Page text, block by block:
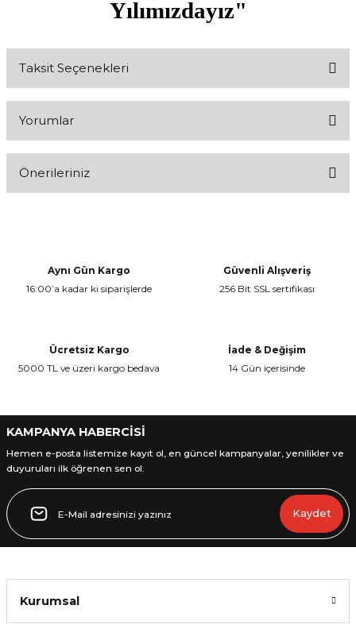
Yılımızdayız"
Taksit Seçenekleri
Yorumlar
Önerileriniz
Ürün resmi kalitesiz, bozuk veya görüntülenemiyor.
Gönder
Aynı Gün Kargo
16:00’a kadar ki siparişlerde
Güvenli Alışveriş
256 Bit SSL sertifikası
Ücretsiz Kargo
5000 TL ve üzeri kargo bedava
İade & Değişim
14 Gün içerisinde
KAMPANYA HABERCİSİ
Hemen e-posta listemize kayıt ol, en güncel kampanyalar, yenilikler ve
duyuruları ilk öğrenen sen ol.
Kaydet
Kurumsal